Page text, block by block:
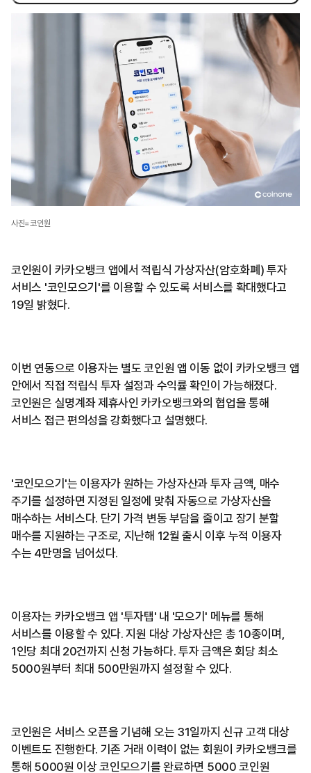
사진=코인원
코인원이 카카오뱅크 앱에서 적립식 가상자산(암호화폐) 투자
서비스 '코인모으기'를 이용할 수 있도록 서비스를 확대했다고
19일 밝혔다.
이번 연동으로 이용자는 별도 코인원 앱 이동 없이 카카오뱅크 앱
안에서 직접 적립식 투자 설정과 수익률 확인이 가능해졌다.
코인원은 실명계좌 제휴사인 카카오뱅크와의 협업을 통해
서비스 접근 편의성을 강화했다고 설명했다.
'코인모으기'는 이용자가 원하는 가상자산과 투자 금액, 매수
주기를 설정하면 지정된 일정에 맞춰 자동으로 가상자산을
매수하는 서비스다. 단기 가격 변동 부담을 줄이고 장기 분할
매수를 지원하는 구조로, 지난해 12월 출시 이후 누적 이용자
수는 4만명을 넘어섰다.
이용자는 카카오뱅크 앱 '투자탭' 내 '모으기' 메뉴를 통해
서비스를 이용할 수 있다. 지원 대상 가상자산은 총 10종이며,
1인당 최대 20건까지 신청 가능하다. 투자 금액은 회당 최소
5000원부터 최대 500만원까지 설정할 수 있다.
코인원은 서비스 오픈을 기념해 오는 31일까지 신규 고객 대상
이벤트도 진행한다. 기존 거래 이력이 없는 회원이 카카오뱅크를
통해 5000원 이상 코인모으기를 완료하면 5000 코인원